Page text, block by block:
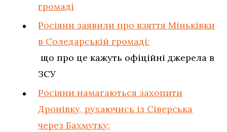
громаді
Росіяни заявили про взяття Міньківки
в Соледарській громаді:
що про це кажуть офіційні джерела в
ЗСУ
Росіяни намагаються захопити
Дронівку, рухаючись із Сіверська
через Бахмутку: